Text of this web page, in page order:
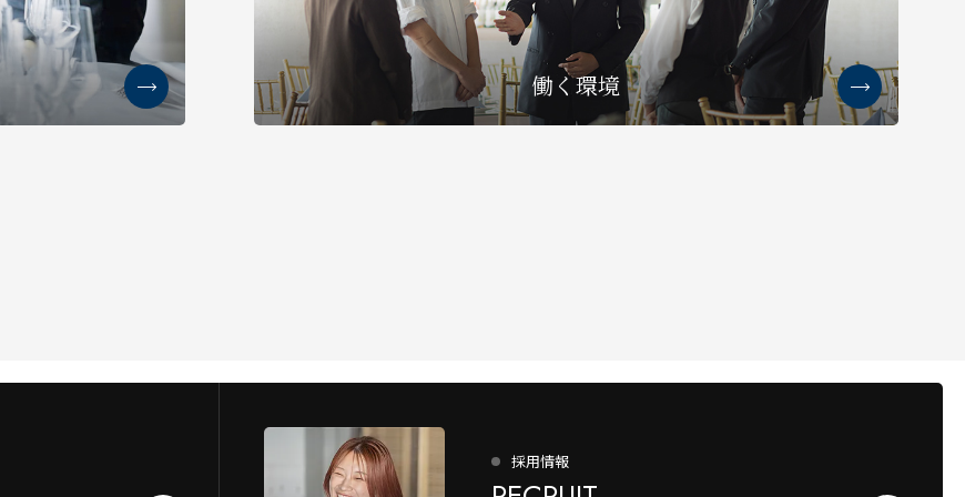
働く環境
採用情報